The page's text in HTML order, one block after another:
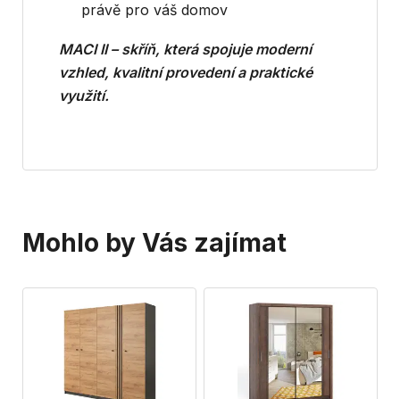
právě pro váš domov
MACI II – skříň, která spojuje moderní
vzhled, kvalitní provedení a praktické
využití.
Mohlo by Vás zajímat